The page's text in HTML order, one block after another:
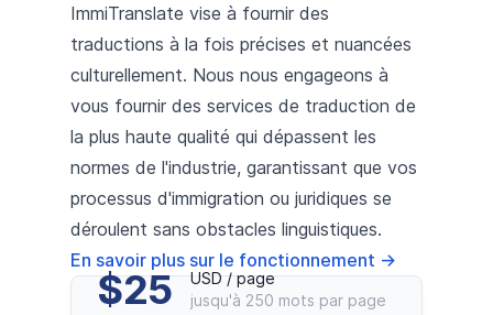
ImmiTranslate vise à fournir des
traductions à la fois précises et nuancées
culturellement. Nous nous engageons à
vous fournir des services de traduction de
la plus haute qualité qui dépassent les
normes de l'industrie, garantissant que vos
processus d'immigration ou juridiques se
déroulent sans obstacles linguistiques.
En savoir plus sur le fonctionnement →
$25
USD / page
jusqu'à 250 mots par page